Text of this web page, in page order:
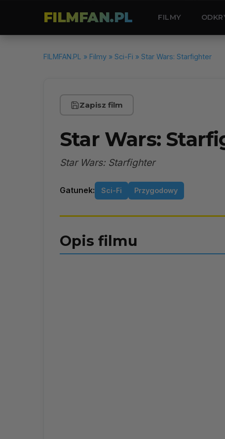
FILMFAN.PL FILMY
FILMFAN.PL » Filmy » Sci-Fi » Star Wars: Starfighter
Zapisz film
Star Wars:
Star Wars: Starfighter
Gatunek: Sci-Fi Przygodowy
Opis filmu